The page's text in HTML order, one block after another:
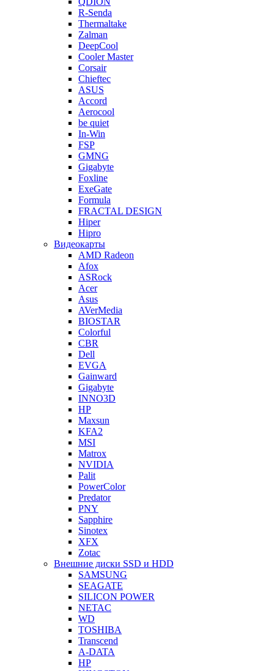
R-Senda
Thermaltake
Zalman
DeepCool
Cooler Master
Corsair
Chieftec
ASUS
Accord
Aerocool
be quiet
In-Win
FSP
GMNG
Gigabyte
Foxline
ExeGate
Formula
FRACTAL DESIGN
Hiper
Hipro
Видеокарты
AMD Radeon
Afox
ASRock
Acer
Asus
AVerMedia
BIOSTAR
Colorful
CBR
Dell
EVGA
Gainward
Gigabyte
INNO3D
HP
Maxsun
KFA2
MSI
Matrox
NVIDIA
Palit
PowerColor
Predator
PNY
Sapphire
Sinotex
XFX
Zotac
Внешние диски SSD и HDD
SAMSUNG
SEAGATE
SILICON POWER
NETAC
WD
TOSHIBA
Transcend
A-DATA
HP